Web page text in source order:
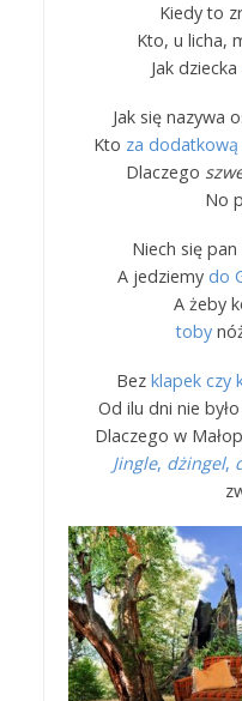
Kiedy to
Kto, u licha,
Jak dziecka
Jak się nazywa
Kto za dodatkową
Dlaczego
No
Niech się
A jedziemy do
A żeby
toby
Bez klapek czy
Od ilu dni nie
Dlaczego w
Jingle, dżingel,